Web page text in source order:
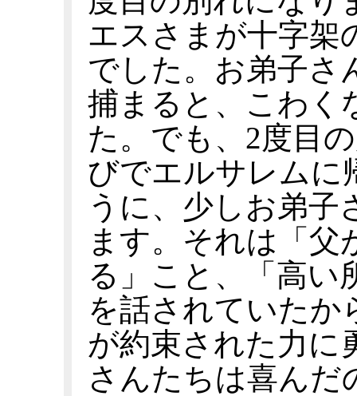
エスさまが十字架
でした。お弟子さ
捕まると、こわく
た。でも、2度目
びでエルサレムに
うに、少しお弟子
ます。それは「父
る」こと、「高い
を話されていたか
が約束された力に
さんたちは喜んだ